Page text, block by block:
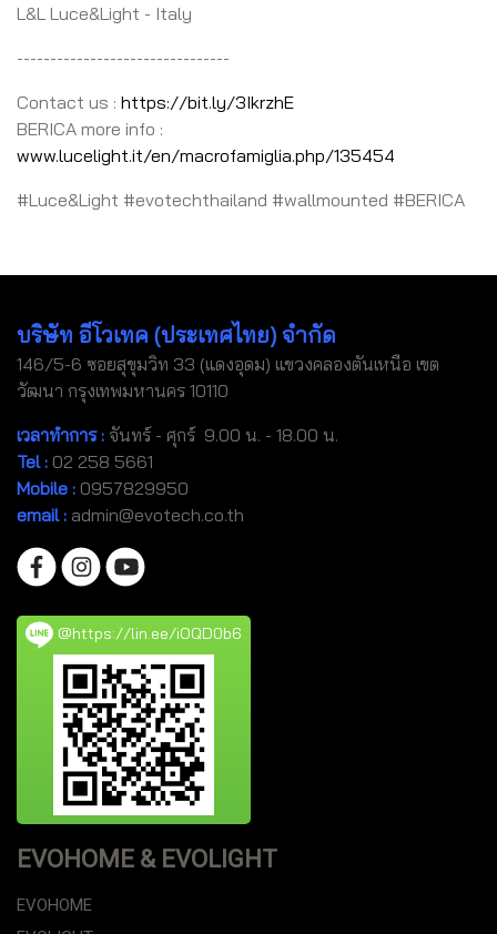
L&L Luce&Light - Italy
--------------------------------
Contact us : https://bit.ly/3IkrzhE
BERICA more info :
www.lucelight.it/en/macrofamiglia.php/135454
#Luce&Light #evotechthailand #wallmounted #BERICA
บริษัท อีโวเทค (ประเทศไทย) จำกัด
146/5-6 ซอยสุขุมวิท 33 (แดงอุดม) แขวงคลองตันเหนือ เขต
วัฒนา กรุงเทพมหานคร 10110
เวลาทำการ : จันทร์ - ศุกร์ 9.00 น. - 18.00 น.
Tel : 02 258 5661
Mobile : 0957829950
email : admin@evotech.co.th
@https://lin.ee/iOQD0b6
EVOHOME & EVOLIGHT
EVOHOME